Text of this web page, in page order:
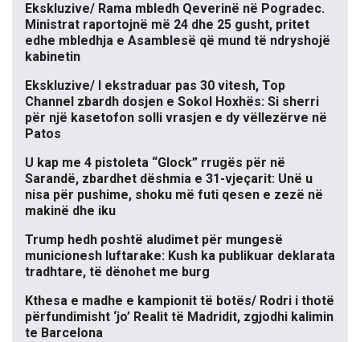
Ekskluzive/ Rama mbledh Qeverinë në Pogradec.
Ministrat raportojnë më 24 dhe 25 gusht, pritet
edhe mbledhja e Asamblesë që mund të ndryshojë
kabinetin
Ekskluzive/ I ekstraduar pas 30 vitesh, Top
Channel zbardh dosjen e Sokol Hoxhës: Si sherri
për një kasetofon solli vrasjen e dy vëllezërve në
Patos
U kap me 4 pistoleta “Glock” rrugës për në
Sarandë, zbardhet dëshmia e 31-vjeçarit: Unë u
nisa për pushime, shoku më futi qesen e zezë në
makinë dhe iku
Trump hedh poshtë aludimet për mungesë
municionesh luftarake: Kush ka publikuar deklarata
tradhtare, të dënohet me burg
Kthesa e madhe e kampionit të botës/ Rodri i thotë
përfundimisht ‘jo’ Realit të Madridit, zgjodhi kalimin
te Barcelona